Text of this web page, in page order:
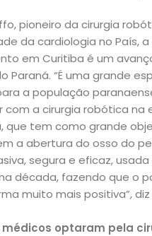
pioneiro da cirurgia
da cardiologia no País,
em Curitiba é um
Paraná. “É uma grande
a população
com a cirurgia robótica na
que tem como grande
a abertura do osso do
segura e eficaz,
década, fazendo que o
muito mais positiva”, diz
médicos optaram pela